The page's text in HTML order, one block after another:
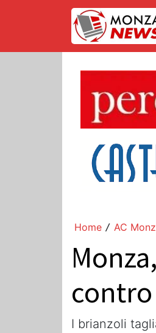
Home / AC
I brianzoli